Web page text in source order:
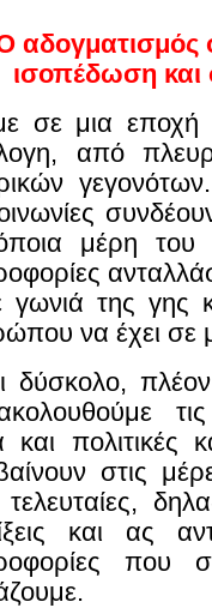
αδογματισμός
ισοπέδωση
σε μια εποχή
από
μέρη του
γωνιά της γης
να έχει σε
δύσκολο,
τις
και πολιτικές
στις
τελευταίες,
και ας
που